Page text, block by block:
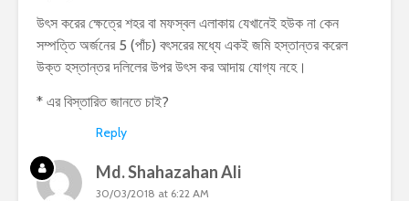
উৎস করের ক্ষেত্রে শহর বা মফস্বল এলাকায় যেখানেই হউক না কেন
সম্পত্তি অর্জনের 5 (পাঁচ) বৎসরের মধ্যে একই জমি হস্তান্তর করেল
উক্ত হস্তান্তর দলিলের উপর উৎস কর আদায় যোগ্য নহে।
* এর বিস্তারিত জানতে চাই?
Reply
Md. Shahazahan Ali
30/03/2018 at 6:22 AM